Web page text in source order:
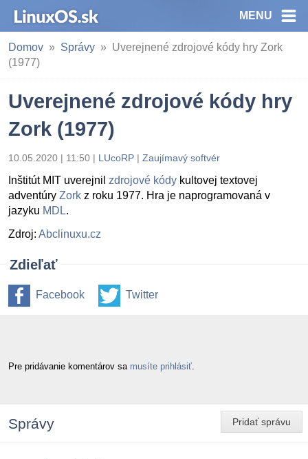
MENU
Domov Správy
Uverejnené zdrojové kódy hry Zork
(1977)
Uverejnené zdrojové kódy hry
Zork (1977)
10.05.2020 | 11:50 | LUcoRP | Zaujímavý softvér
Inštitút MIT uverejnil zdrojové kódy kultovej textovej
adventúry Zork z roku 1977. Hra je naprogramovaná v
jazyku MDL.
Zdroj: Abclinuxu.cz
Zdieľať
Facebook Twitter
Pre pridávanie komentárov sa musíte prihlásiť
Pridať správu
Správy